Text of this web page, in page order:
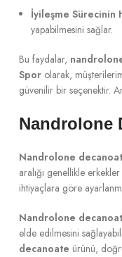
İyileşme Sürecinin
yapabilmesini sağlar.
Bu faydalar,
Spor olarak,
güvenilir bir seçenektir.
Nandrolone
Nandrolone
aralığı genellikle
ihtiyaçlara göre
Nandrolone
elde edilmesini
decanoate ürünü,